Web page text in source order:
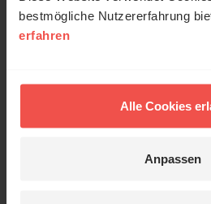
bestmögliche Nutzererfahrung
erfahren
Alle Cookies
Anpassen